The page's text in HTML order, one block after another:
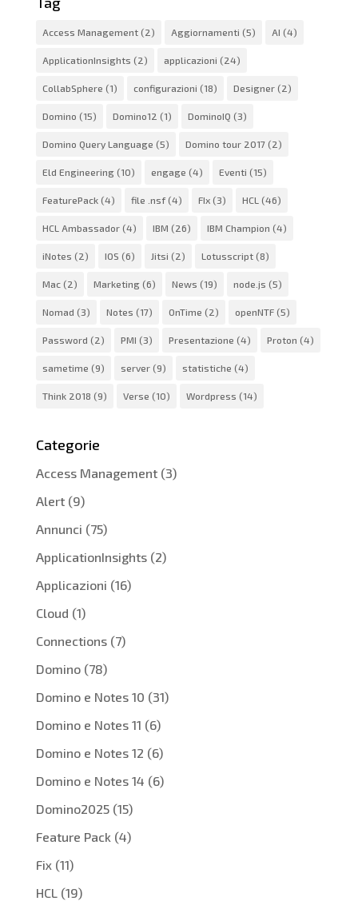
Access Management(2) Aggiornamenti (5) AI (4)
ApplicationInsights (2) applicazioni (24)
CollabSphere (1) configurazioni (18) Designer(2)
Domino (15) Domino12 (1) DominoIQ (3)
Domino Query Language (5) Domino tour 2017(2)
Eld Engineering(10) engage (4) Eventi (15)
FeaturePack(4) file .nsf(4) FIx(3) HCL (46)
HCL Ambassador(4) IBM (26) IBM Champion (4)
iNotes (2) IOS (6) Jitsi (2) Lotusscript(8)
Mac(2) Marketing(6) News (19) node.js (5)
Nomad (3) Notes (17) OnTime (2) openNTF(5)
Password (2) PMI (3) Presentazione (4) Proton (4)
sametime (9) server(9) statistiche (4)
Think 2018 (9) Verse (10) Wordpress (14)
Categorie
Access Management(3)
Alert(9)
Annunci (75)
ApplicationInsights(2)
Applicazioni (16)
Cloud (1)
Connections(7)
Domino(78)
Domino e Notes 10 (31)
Domino e Notes 11 (6)
Domino e Notes 12 (6)
Domino e Notes 14 (6)
Domino2025(15)
Feature Pack (4)
Fix(11)
HCL(19)